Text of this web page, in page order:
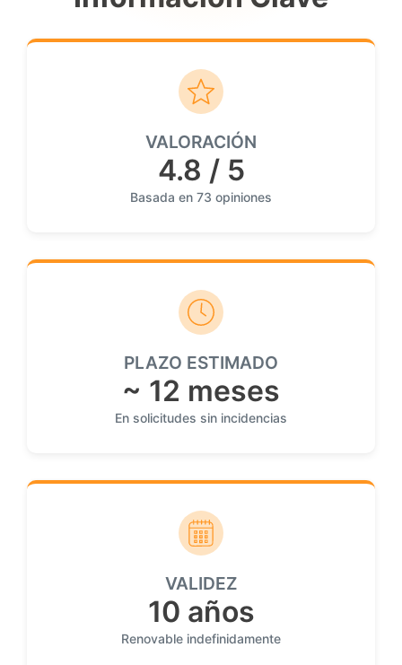
VALORACIÓN
4.8 / 5
Basada en 73 opiniones
PLAZO ESTIMADO
~ 12 meses
En solicitudes sin incidencias
VALIDEZ
10 años
Renovable indefinidamente